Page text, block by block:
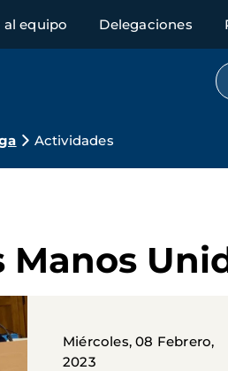
al equipo Delegaciones
Actividades
Miércoles, 08 Febrero,
2023